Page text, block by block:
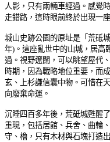
人影，只有兩輛車經過。感覺
走錯路，這時眼前終於出現一
城山史跡公園的原址是「荒砥
年)。這座亂世中的山城，居高
過。視野遼闊，可以眺望屋代
時期，因為戰略地位重要，而
玄、上杉謙信囊中物。可惜在
向廢棄命運。
沉睡四百多年後，荒砥城甦醒
重現，包括居館、兵舍、曲輪
守、櫓，只有木材與石塊打造